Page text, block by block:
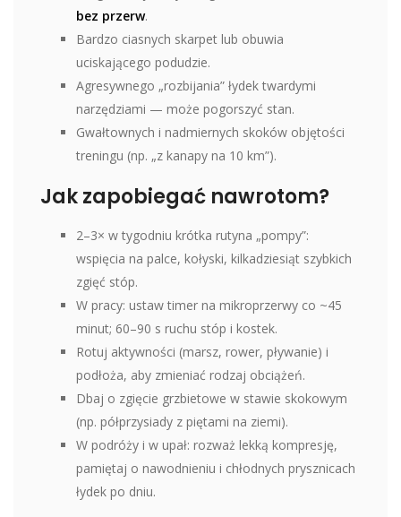
bez przerw.
Bardzo ciasnych skarpet lub obuwia
uciskającego podudzie.
Agresywnego „rozbijania” łydek twardymi
narzędziami — może pogorszyć stan.
Gwałtownych i nadmiernych skoków objętości
treningu (np. „z kanapy na 10 km”).
Jak zapobiegać nawrotom?
2–3× w tygodniu krótka rutyna „pompy”:
wspięcia na palce, kołyski, kilkadziesiąt szybkich
zgięć stóp.
W pracy: ustaw timer na mikroprzerwy co ~45
minut; 60–90 s ruchu stóp i kostek.
Rotuj aktywności (marsz, rower, pływanie) i
podłoża, aby zmieniać rodzaj obciążeń.
Dbaj o zgięcie grzbietowe w stawie skokowym
(np. półprzysiady z piętami na ziemi).
W podróży i w upał: rozważ lekką kompresję,
pamiętaj o nawodnieniu i chłodnych prysznicach
łydek po dniu.